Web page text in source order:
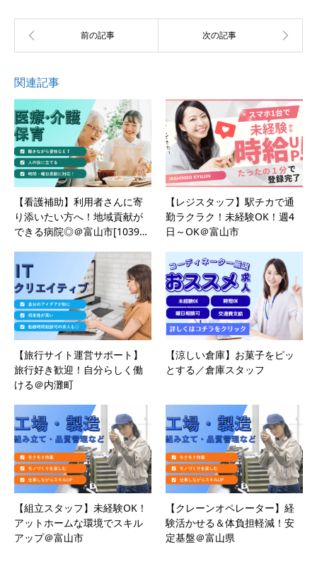
関連記事
【看護補助】利用者さんに寄
り添いたい方へ！地域貢献が
できる病院◎＠富山市[1039…
【レジスタッフ】駅チカで通
勤ラクラク！未経験OK！週4
日～OK＠富山市
【旅行サイト運営サポート】
旅行好き歓迎！自分らしく働
ける＠内灘町
【涼しい倉庫】お菓子をピッ
とする／倉庫スタッフ
【組立スタッフ】未経験OK！
アットホームな環境でスキル
アップ＠富山市
【クレーンオペレーター】経
験活かせる＆体負担軽減！安
定基盤＠富山県